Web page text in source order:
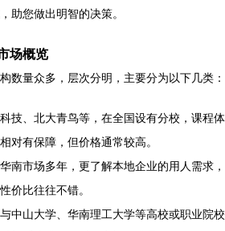
助您做出明智的决策。
场概览
数量众多，层次分明，主要分为以下几类：
科技、北大青鸟等，在全国设有分校，课程体
对有保障，但价格通常较高。
南市场多年，更了解本地企业的用人需求，
价比往往不错。
与中山大学、华南理工大学等高校或职业院校